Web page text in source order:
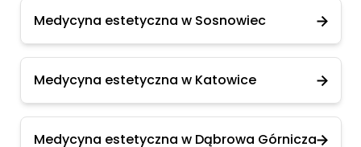
Medycyna estetyczna w Sosnowiec
Medycyna estetyczna w Katowice
Medycyna estetyczna w Dąbrowa Górnicza